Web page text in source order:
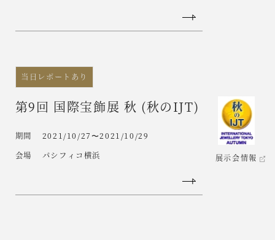
第9回 国際宝飾展 秋 (秋のIJT)
当日レポートあり
期間
2021/10/27〜2021/10/29
会場
パシフィコ横浜 展示会情報